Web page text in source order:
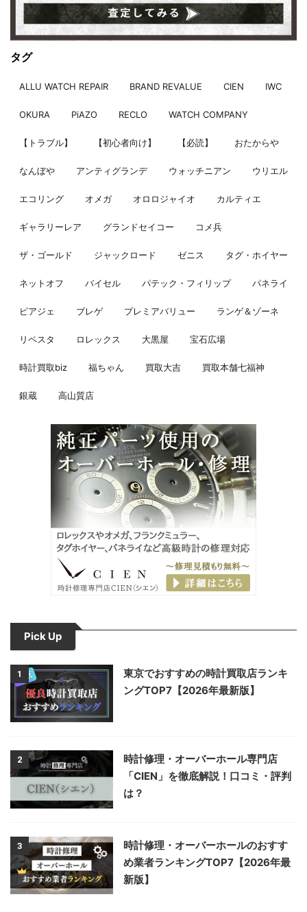
タグ
ALLU WATCH REPAIR BRAND REVALUE CIEN IWC
OKURA PiAZO RECLO WATCH COMPANY
【トラブル】 【初心者向け】 【必読】 おたからや
なんぼや アンティグランデ ウォッチニアン ウリエル
エコリング オメガ オロロジャイオ カルティエ
ギャラリーレア グランドセイコー コメ兵
ザ・ゴールド ジャックロード ゼニス タグ・ホイヤー
ネットオフ バイセル パテック・フィリップ パネライ
ピアジェ ブレゲ プレミアバリュー ランゲ＆ゾーネ
リペスタ ロレックス 大黒屋 宝石広場
時計買取biz 福ちゃん 買取大吉 買取本舗七福神
銀蔵 高山質店
Pick Up
1
東京でおすすめの時計買取店ランキ
ングTOP7【2026年最新版】
2
時計修理・オーバーホール専門店
「CIEN」を徹底解説！口コミ・評判
は？
3
時計修理・オーバーホールのおすす
め業者ランキングTOP7【2026年最
新版】